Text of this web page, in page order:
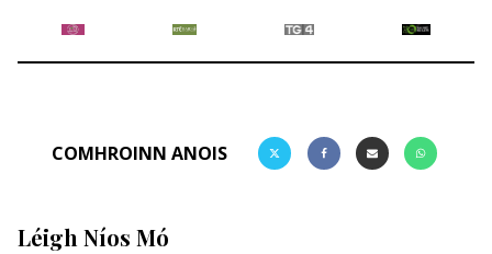
COMHROINN ANOIS
Léigh Níos Mó